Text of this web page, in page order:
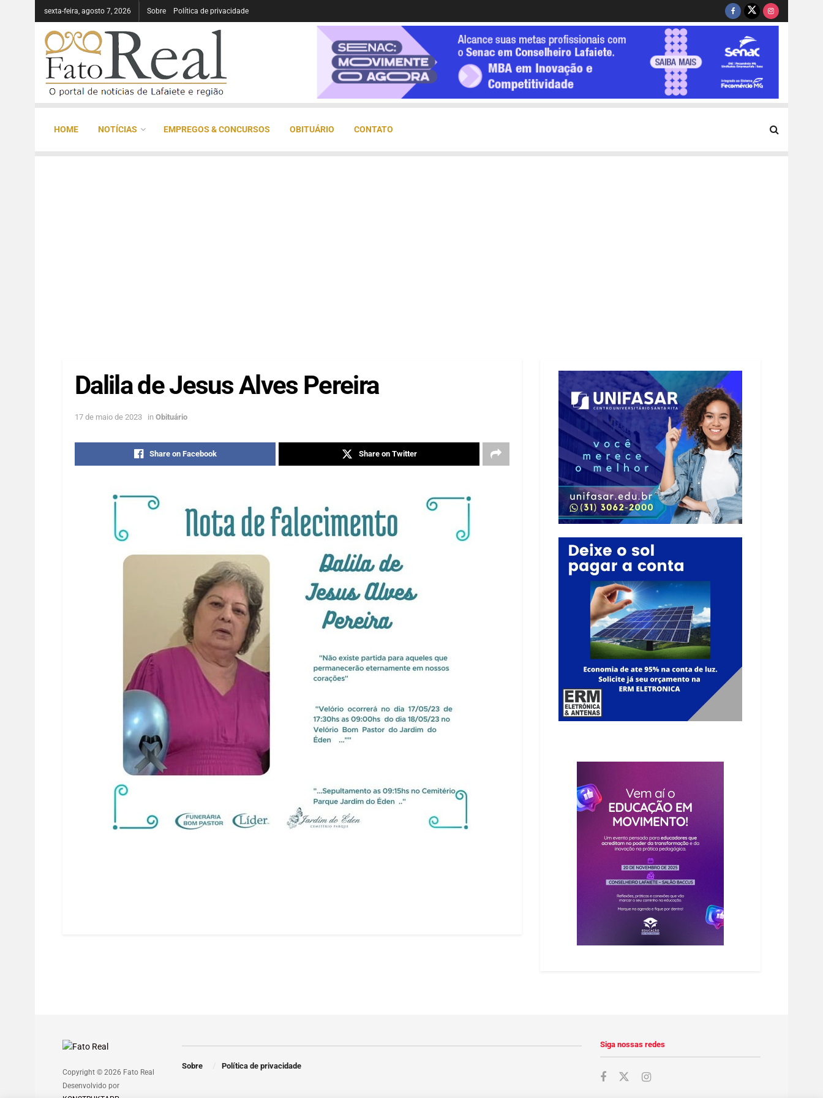
sexta-feira, agosto 7, 2026 Sobre Política de privacidade
HOME NOTÍCIAS EMPREGOS & CONCURSOS OBITUÁRIO CONTATO
Dalila de Jesus Alves Pereira
17 de maio de 2023 in Obituário
Share on Facebook Share on Twitter
Copyright © 2026 Fato Real
Desenvolvido por
Sobre Política de privacidade
Siga nossas redes